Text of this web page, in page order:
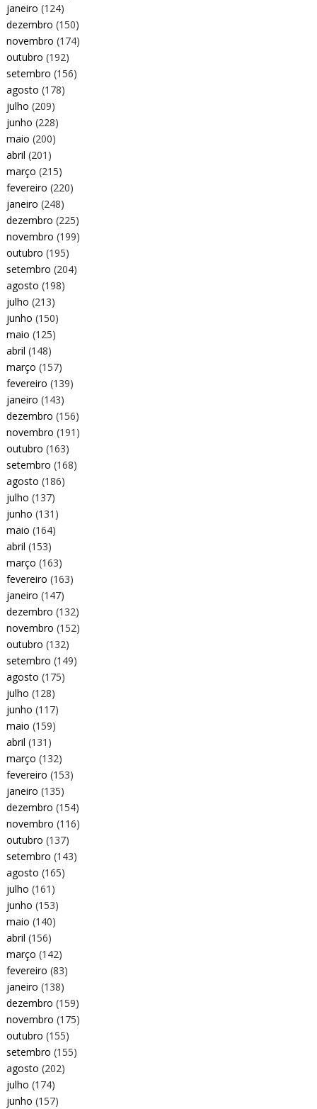
janeiro (124)
dezembro (150)
novembro (174)
outubro (192)
setembro (156)
agosto (178)
julho (209)
junho (228)
maio (200)
abril (201)
março (215)
fevereiro (220)
janeiro (248)
dezembro (225)
novembro (199)
outubro (195)
setembro (204)
agosto (198)
julho (213)
junho (150)
maio (125)
abril (148)
março (157)
fevereiro (139)
janeiro (143)
dezembro (156)
novembro (191)
outubro (163)
setembro (168)
agosto (186)
julho (137)
junho (131)
maio (164)
abril (153)
março (163)
fevereiro (163)
janeiro (147)
dezembro (132)
novembro (152)
outubro (132)
setembro (149)
agosto (175)
julho (128)
junho (117)
maio (159)
abril (131)
março (132)
fevereiro (153)
janeiro (135)
dezembro (154)
novembro (116)
outubro (137)
setembro (143)
agosto (165)
julho (161)
junho (153)
maio (140)
abril (156)
março (142)
fevereiro (83)
janeiro (138)
dezembro (159)
novembro (175)
outubro (155)
setembro (155)
agosto (202)
julho (174)
junho (157)